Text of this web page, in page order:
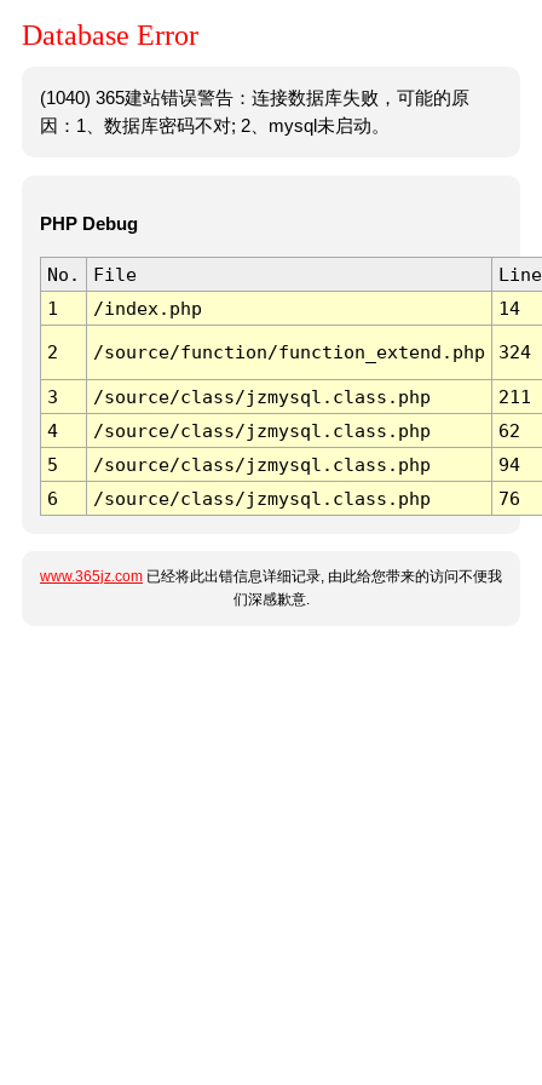
Database Error
(1040) 365建站错误警告：连接数据库失败，可能的原
因：1、数据库密码不对; 2、mysql未启动。
PHP Debug
No. File
Line
1
/index.php 14
2 /source/function/function_extend.php 324
3 /source/class/jzmysql.class.php
211
4
/source/class/jzmysql.class.php
62
5
/source/class/jzmysql.class.php
94
6
/source/class/jzmysql.class.php 76
www.365jz.com 已经将此出错信息详细记录, 由此给您带来的访问不便我
们深感歉意.